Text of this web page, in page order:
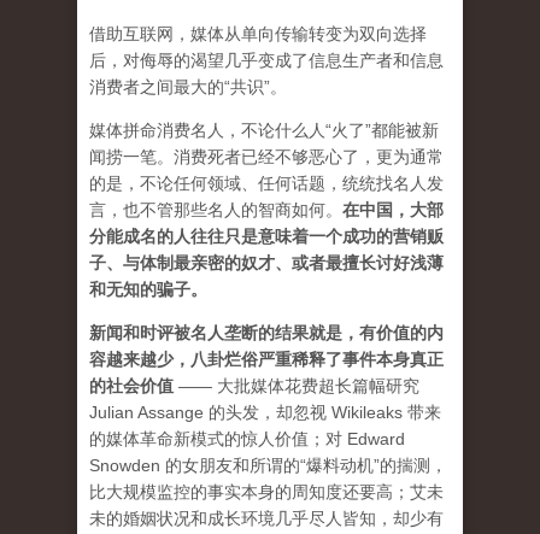
借助互联网，媒体从单向传输转变为双向选择
后，对侮辱的渴望几乎变成了信息生产者和信息
消费者之间最大的“共识”。
媒体拼命消费名人，不论什么人“火了”都能被新
闻捞一笔。消费死者已经不够恶心了，更为通常
的是，不论任何领域、任何话题，统统找名人发
言，也不管那些名人的智商如何。 在中国，大部
分能成名的人往往只是意味着一个成功的营销贩
子、与体制最亲密的奴才、或者最擅长讨好浅薄
和无知的骗子。
新闻和时评被名人垄断的结果就是，有价值的内
容越来越少，八卦烂俗严重稀释了事件本身真正
的社会价值 —— 大批媒体花费超长篇幅研究
Julian Assange 的头发，却忽视 Wikileaks 带来
的媒体革命新模式的惊人价值；对 Edward
Snowden 的女朋友和所谓的“爆料动机”的揣测，
比大规模监控的事实本身的周知度还要高；艾未
未的婚姻状况和成长环境几乎尽人皆知，却少有